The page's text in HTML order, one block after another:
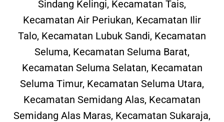
Sindang Kelingi, Kecamatan Tais,
Kecamatan Air Periukan, Kecamatan Ilir
Talo, Kecamatan Lubuk Sandi, Kecamatan
Seluma, Kecamatan Seluma Barat,
Kecamatan Seluma Selatan, Kecamatan
Seluma Timur, Kecamatan Seluma Utara,
Kecamatan Semidang Alas, Kecamatan
Semidang Alas Maras, Kecamatan Sukaraja,